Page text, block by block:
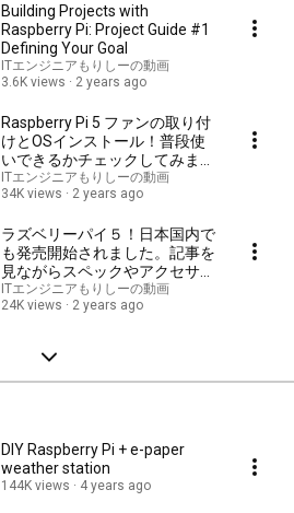
Building Projects with
Raspberry Pi: Project Guide #1
Defining Your Goal
ITエンジニアもりしーの動画
3.6K views
2 years ago
Raspberry Pi 5 ファンの取り付
けとOSインストール！普段使
いできるかチェックしてみまし
た
ITエンジニアもりしーの動画
34K views
2 years ago
ラズベリーパイ５！日本国内で
も発売開始されました。記事を
見ながらスペックやアクセサリ
ーをチェック！
ITエンジニアもりしーの動画
24K views
2 years ago
DIY Raspberry Pi + e-paper
weather station
144K views 4 years ago